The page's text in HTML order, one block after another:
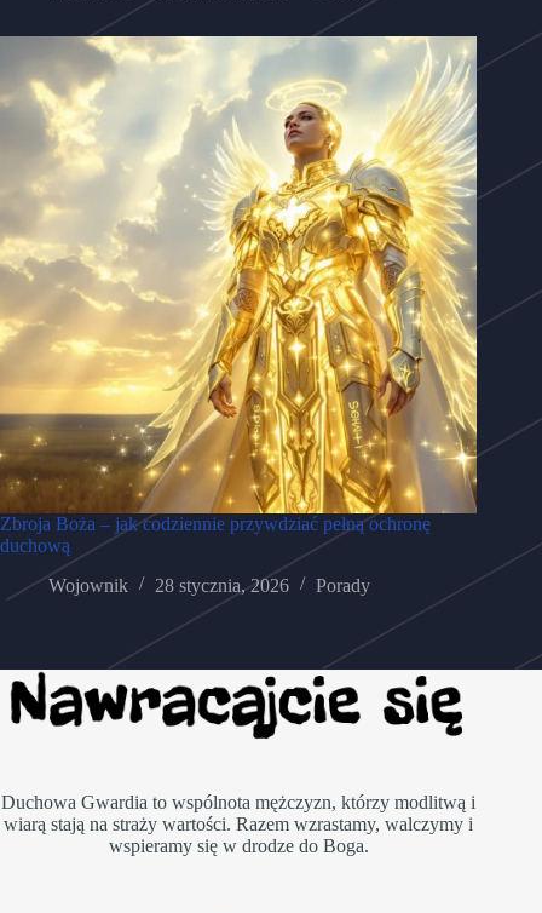
Zbroja Boża – jak codziennie przywdziać pełną ochronę
duchową
Wojownik
28 stycznia, 2026 Porady
Duchowa Gwardia to wspólnota mężczyzn, którzy modlitwą i
wiarą stają na straży wartości. Razem wzrastamy, walczymy i
wspieramy się w drodze do Boga.